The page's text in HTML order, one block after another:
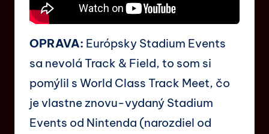
OPRAVA: Európsky Stadium Events
sa nevolá Track & Field, to som si
pomýlil s World Class Track Meet, čo
je vlastne znovu-vydaný Stadium
Events od Nintenda (narozdiel od